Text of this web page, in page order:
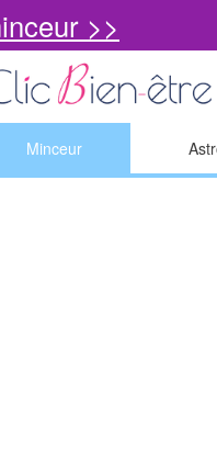
>>
Minceur